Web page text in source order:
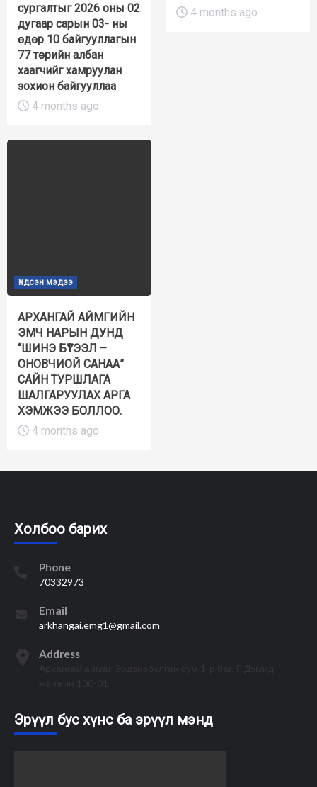
сургалтыг 2026 оны 02
дугаар сарын 03- ны
өдөр 10 байгууллагын
77 төрийн албан
хаагчийг хамруулан
зохион байгууллаа
4 months ago
4 months ago
Үндсэн мэдээ
АРХАНГАЙ АЙМГИЙН
ЭМЧ НАРЫН ДУНД
“ШИНЭ БҮТЭЭЛ –
ОНОВЧИОЙ САНАА”
САЙН ТУРШЛАГА
ШАЛГАРУУЛАХ АРГА
ХЭМЖЭЭ БОЛЛОО.
4 months ago
Холбоо барих
Phone
70332973
Email
arkhangai.emg1@gmail.com
Address
Эрүүл бус хүнс ба эрүүл мэнд